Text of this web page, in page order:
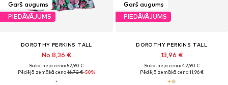
Garš augums
PIEDĀVĀJUMS
DOROTHY PERKINS TALL
No 8,36 €
Sākotnējā cena: 52,90 €
Pēdējā zemākā cena:16,72 €-50%
Garš augums
PIEDĀVĀJUMS
DOROTHY PERKINS TALL
13,96 €
Sākotnējā cena: 42,90 €
Pēdējā zemākā cena:11,96 €